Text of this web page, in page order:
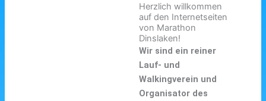
Herzlich willkommen
auf den Internetseiten
von Marathon
Dinslaken!
Wir sind ein reiner
Lauf- und
Walkingverein und
Organisator des